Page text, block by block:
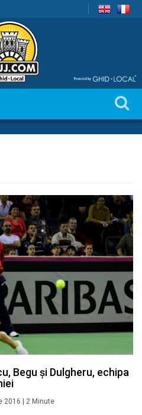
Begu și Dulgheru, echipa
2016 2 Minute